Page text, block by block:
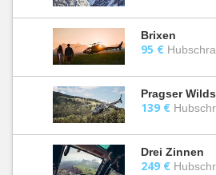
Brixen
95 €
Pragser
139 €
Drei Zinnen
249 €